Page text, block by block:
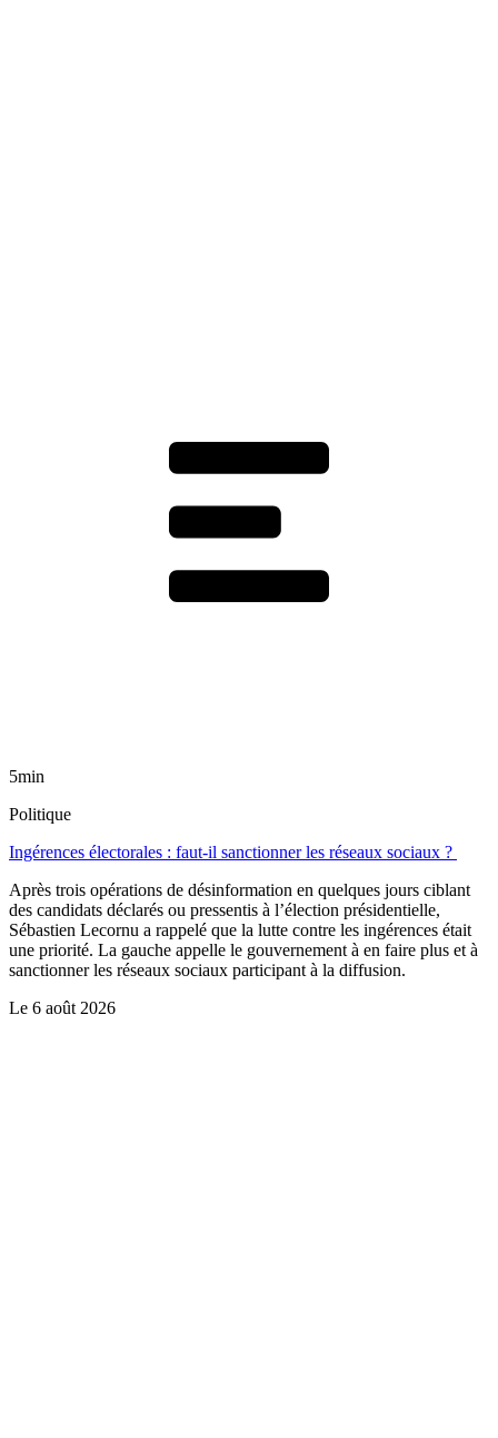
5min
Politique
Ingérences électorales : faut-il sanctionner les réseaux sociaux ?
Après trois opérations de désinformation en quelques jours ciblant
des candidats déclarés ou pressentis à l’élection présidentielle,
Sébastien Lecornu a rappelé que la lutte contre les ingérences était
une priorité. La gauche appelle le gouvernement à en faire plus et à
sanctionner les réseaux sociaux participant à la diffusion.
Le 6 août 2026